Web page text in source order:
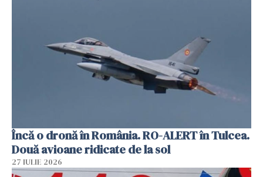
Încă o dronă în România. RO-ALERT în Tulcea.
Două avioane ridicate de la sol
27 IULIE 2026